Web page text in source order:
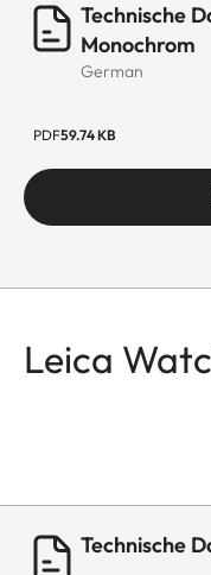
Technische
Monochrom
German
PDF59.74 KB
Leica
Technische